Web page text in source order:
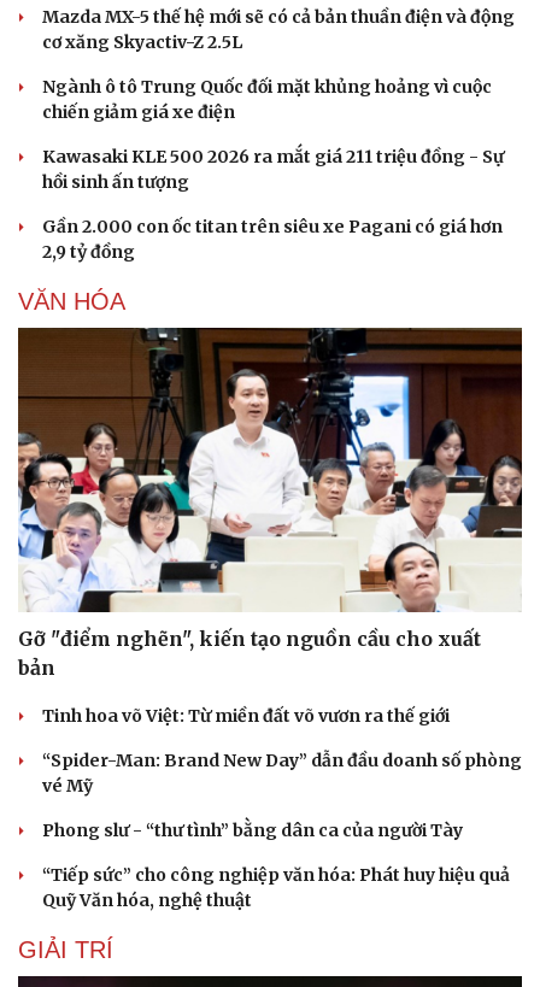
Văn hóa
Văn học
Âm nhạc
Di sản
Thời trang
Mazda MX-5 thế hệ mới sẽ có cả bản thuần điện và động
cơ xăng Skyactiv-Z 2.5L
Ngành ô tô Trung Quốc đối mặt khủng hoảng vì cuộc
chiến giảm giá xe điện
Kawasaki KLE 500 2026 ra mắt giá 211 triệu đồng - Sự
hồi sinh ấn tượng
Gần 2.000 con ốc titan trên siêu xe Pagani có giá hơn
2,9 tỷ đồng
VĂN HÓA
Gỡ "điểm nghẽn", kiến tạo nguồn cầu cho xuất
bản
Tinh hoa võ Việt: Từ miền đất võ vươn ra thế giới
“Spider-Man: Brand New Day” dẫn đầu doanh số phòng
vé Mỹ
Phong slư - “thư tình” bằng dân ca của người Tày
“Tiếp sức” cho công nghiệp văn hóa: Phát huy hiệu quả
Quỹ Văn hóa, nghệ thuật
GIẢI TRÍ